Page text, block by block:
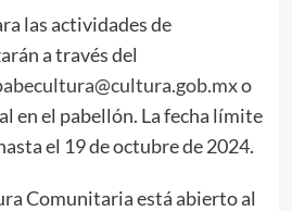
las actividades de
a través del
gob.mxo
en el pabellón. La fecha límite
el 19 de octubre de 2024.
Comunitaria está abierto al